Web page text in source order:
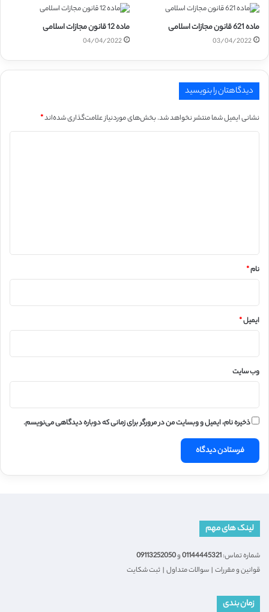
ماده 621 قانون مجازات اسلامی
03/04/2022
ماده 12 قانون مجازات اسلامی
04/04/2022
دیدگاهتان را بنویسید
نشانی ایمیل شما منتشر نخواهد شد.بخش‌های موردنیاز علامت‌گذاری شده‌اند*
نام*
ایمیل*
وب‌ سایت
ذخیره نام، ایمیل و وبسایت من در مرورگر برای زمانی که دوباره دیدگاهی می‌نویسم.
لینک های مهم
شماره تماس:01144445321و09113252050
قوانین و مقررات | سوالات متداول | ثبت شکایت
زمان بندی